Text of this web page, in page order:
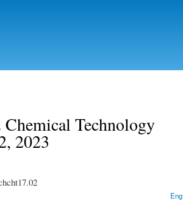
Technology
2023
Eng